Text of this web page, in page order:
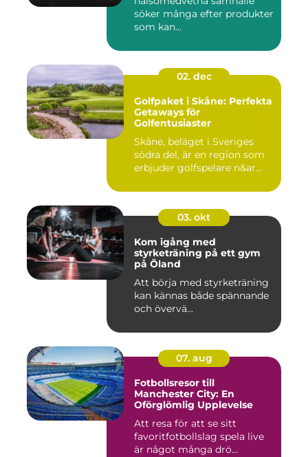
söker många efter produkter
som kan...
02. dec
Golfpaket i Skåne: Perfekta
Getaways för
Golfentusiaster
Skåne, beläget i Sveriges
södra del, är en region som
erbjuder golfspelare n&ar...
03. okt
Kom igång med
styrketräning på ett gym
på Öland
Att börja med styrketräning
kan kännas både spännande
och övervä...
07. aug
Fotbollsresor till
Manchester City: En
Oförglömlig Upplevelse
Att resa för att se sitt
favoritfotbollslag spela live
är något många drö...